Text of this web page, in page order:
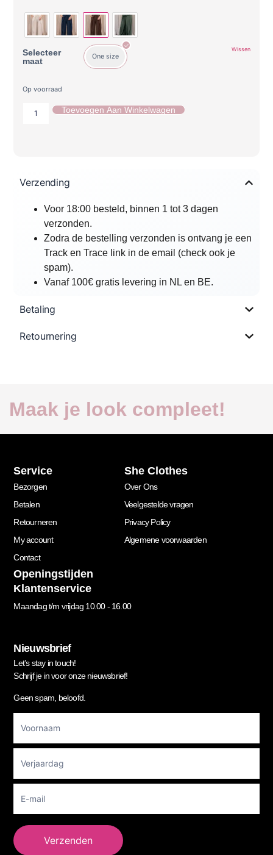
Selecteer
maat
One size
Wissen
Op voorraad
Toevoegen Aan Winkelwagen
Verzending
Voor 18:00 besteld, binnen 1 tot 3 dagen
verzonden.
Zodra de bestelling verzonden is ontvang je een
Track en Trace link in de email (check ook je
spam).
Vanaf 100€ gratis levering in NL en BE.
Betaling
Retournering
Maak je look compleet!
Service
Bezorgen
Betalen
Retourneren
My account
Contact
She Clothes
Over Ons
Veelgestelde vragen
Privacy Policy
Algemene voorwaarden
Openingstijden
Klantenservice
Maandag t/m vrijdag 10.00 - 16.00
Nieuwsbrief
Let’s stay in touch!
Schrijf je in voor onze nieuwsbrief!
Geen spam, beloofd.
Newsletter
Verzenden